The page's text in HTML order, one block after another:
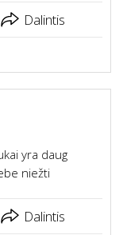
Dalintis
yra daug
niežti
Dalintis